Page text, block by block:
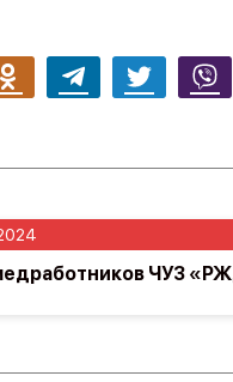
Telegram Twitter
ЧУЗ